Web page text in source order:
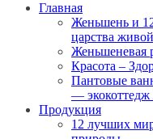
Главная
Женьшень и
царства
Женьшеневая
Красота –
Пантовые
— экокоттедж
Продукция
12 лучших